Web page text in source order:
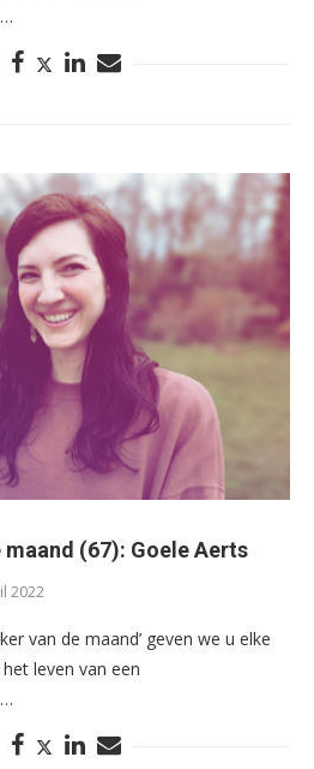
(67): Goele Aerts
2022
van de maand’ geven we u elke
leven van een